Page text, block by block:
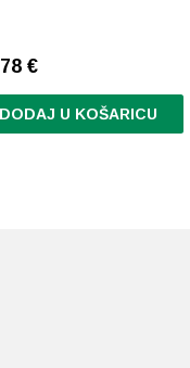
€
DODAJ U KOŠARICU